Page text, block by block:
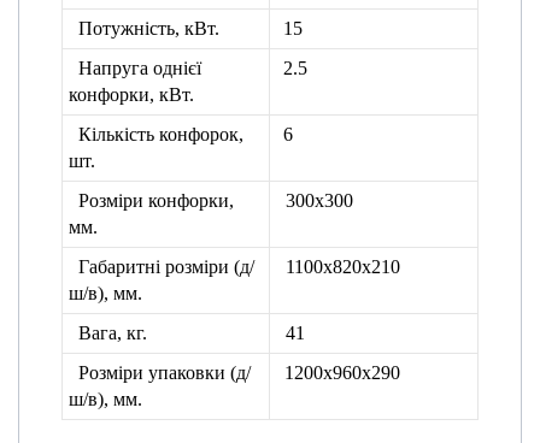
Потужність, кВт.
15
Напруга однієї
конфорки, кВт.
2.5
Кількість конфорок,
шт.
6
Розміри конфорки,
мм.
300х300
Габаритні розміри (д/
ш/в), мм.
1100х820х210
Вага, кг.
41
Розміри упаковки (д/
ш/в), мм.
1200х960х290